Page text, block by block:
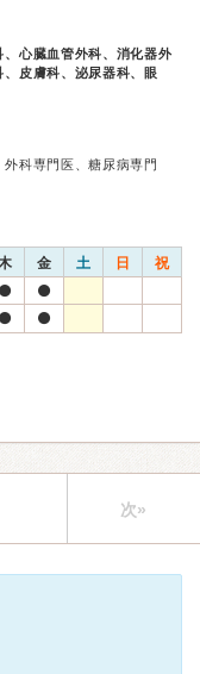
心臓血管外科、消化器外
皮膚科、泌尿器科、眼
科専門医、糖尿病専門
金 土 日 祝
次»